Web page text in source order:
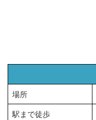
場所
駅まで徒歩